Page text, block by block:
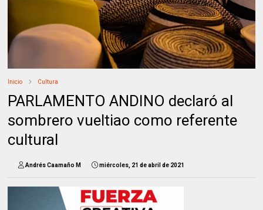
Inicio Cultura
PARLAMENTO ANDINO declaró al
sombrero vueltiao como referente
cultural
Andrés Caamaño M miércoles, 21 de abril de 2021